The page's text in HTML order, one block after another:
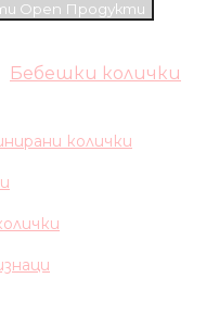
Open Продукти
Бебешки колички
колички